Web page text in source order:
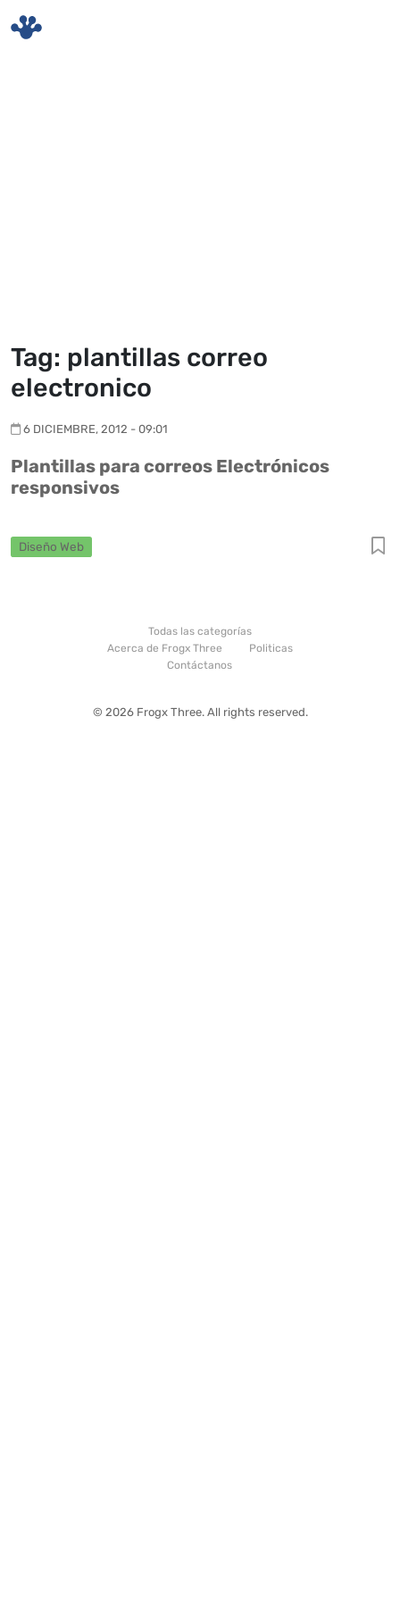
Tag: plantillas correo
electronico
6 DICIEMBRE, 2012 - 09:01
Plantillas para correos Electrónicos
responsivos
Diseño Web
Todas las categorías
Acerca de Frogx Three
Politicas
Contáctanos
© 2026 Frogx Three. All rights reserved.